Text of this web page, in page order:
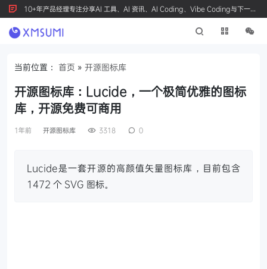
10+年产品经理专注分享AI 工具、AI 资讯、AI Coding、Vibe Coding与下一代
产品创新，按 Ctrl+D 收藏我们
当前位置： 首页 » 开源图标库
开源图标库：Lucide，一个极简优雅的图标
库，开源免费可商用
1年前 开源图标库 3318 0
Lucide是一套开源的高颜值矢量图标库，目前包含
1472 个 SVG 图标。